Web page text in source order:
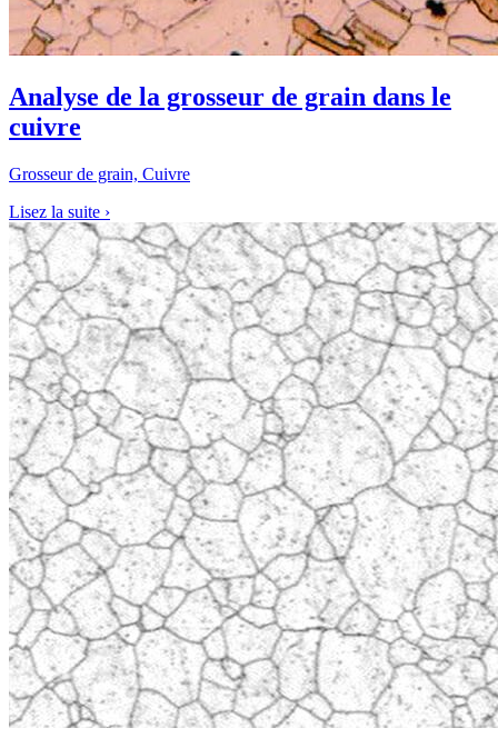
Analyse de la grosseur de grain dans le
cuivre
Grosseur de grain, Cuivre
Lisez la suite ›